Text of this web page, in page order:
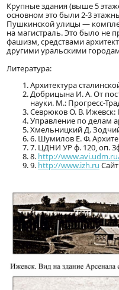
Крупные здания (выше 5
основном это были 2-3
Пушкинской улицы —
на магистраль. Это было не
фашизм, средствами
другими уральскими
Литература:
Архитектура
Добрицына И. А. От
науки. М.: Прогресс-
Севрюков О. В. Ижевск:
Управление по делам
Хмельницкий Д.
6. Шумилов Е. Ф.
7. ЦДНИ УР ф. 120, оп.
8. http://
9. http://www.izh.ru